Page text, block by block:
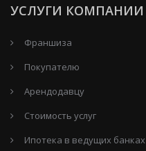
УСЛУГИ КОМПАНИИ
Франшиза
Покупателю
Арендодавцу
Стоимость услуг
Ипотека в ведущих банках